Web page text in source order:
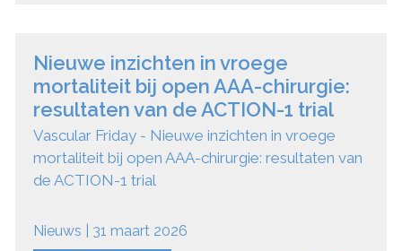
Nieuwe inzichten in vroege
mortaliteit bij open AAA-chirurgie:
resultaten van de ACTION-1 trial
Vascular Friday - Nieuwe inzichten in vroege
mortaliteit bij open AAA-chirurgie: resultaten van
de ACTION-1 trial
Nieuws | 31 maart 2026